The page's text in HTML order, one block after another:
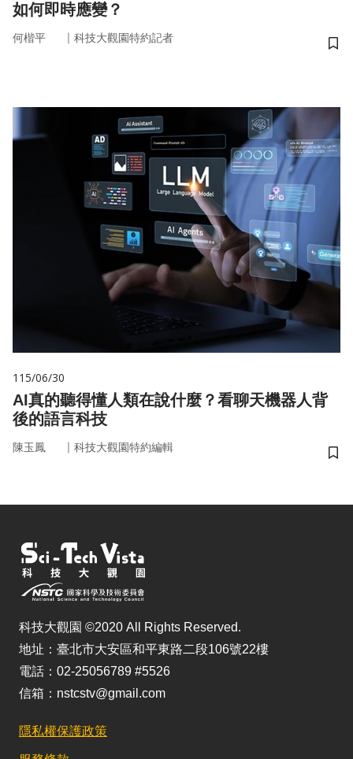
如何即時應變？
何楷平 ｜ 科技大觀園特約記者
儲
115/06/30
AI真的聽得懂人類在說什麼？看聊天機器人背
後的語言科技
陳玉鳳 ｜ 科技大觀園特約編輯
儲
科技大觀園 ©2020 All Rights Reserved.
地址：臺北市大安區和平東路二段106號22樓
電話：02-25056789 #5526
信箱：nstcstv@gmail.com
隱私權保護政策